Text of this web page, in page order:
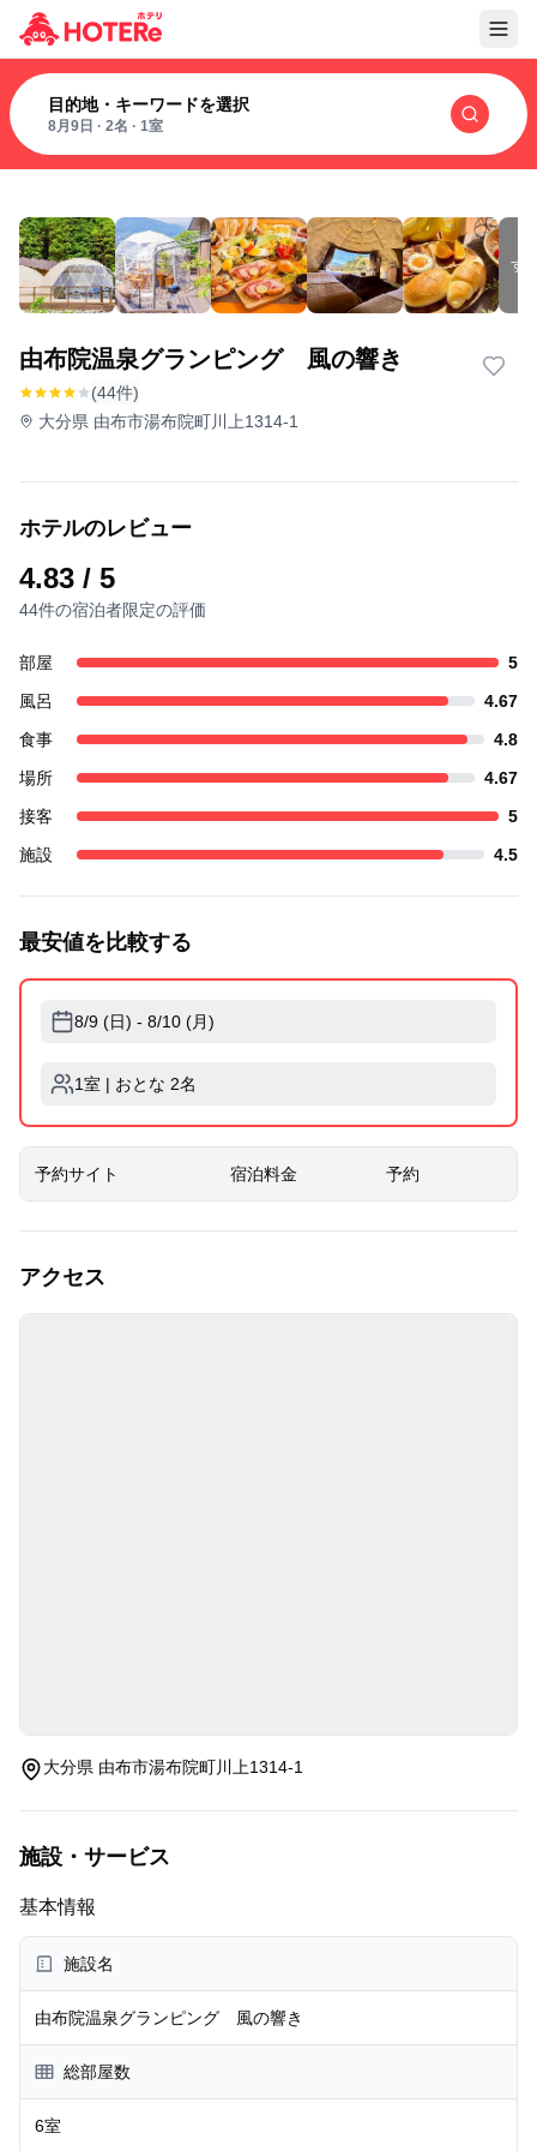
目的地・キーワードを選択
8月9日 · 2名 · 1室
す
由布院温泉グランピング 風の響き
(44件)
大分県 由布市湯布院町川上1314-1
ホテルのレビュー
4.83 / 5
44件の宿泊者限定の評価
部屋
5
風呂
4.67
食事
4.8
場所
4.67
接客
5
施設
4.5
最安値を比較する
8/9 (日) - 8/10 (月)
1室 | おとな 2名
予約サイト 宿泊料金 予約
アクセス
大分県 由布市湯布院町川上1314-1
施設・サービス
基本情報
施設名
由布院温泉グランピング 風の響き
総部屋数
6室